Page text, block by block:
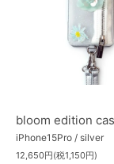
bloom edition
iPhone15Pro / silver
12,650円(税1,150円)